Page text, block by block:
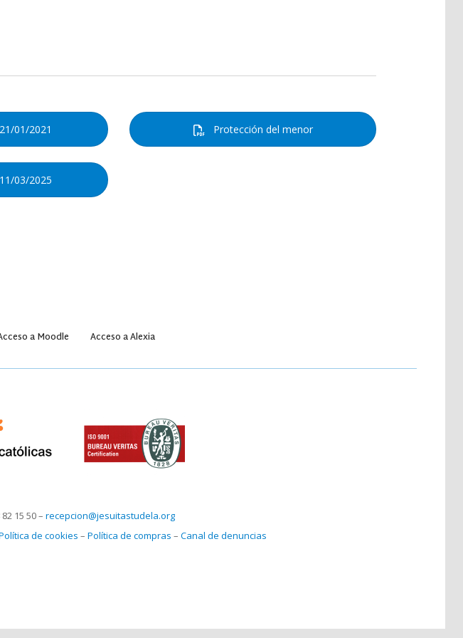
01/2021 Protección del menor
03/2025
a Moodle Acceso a Alexia
15 50 – recepcion@jesuitastudela.org
de cookies – Política de compras – Canal de denuncias